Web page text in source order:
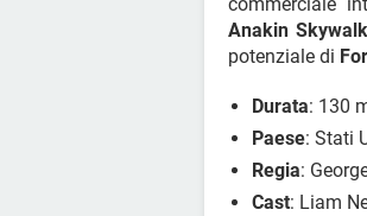
Anakin
potenziale di
Durata: 130
Paese: Stati
Regia:
Cast: Liam